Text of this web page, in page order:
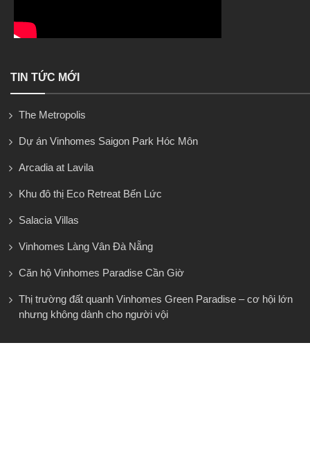
TIN TỨC MỚI
The Metropolis
Dự án Vinhomes Saigon Park Hóc Môn
Arcadia at Lavila
Khu đô thị Eco Retreat Bến Lức
Salacia Villas
Vinhomes Làng Vân Đà Nẵng
Căn hộ Vinhomes Paradise Cần Giờ
Thị trường đất quanh Vinhomes Green Paradise – cơ hội lớn
nhưng không dành cho người vội